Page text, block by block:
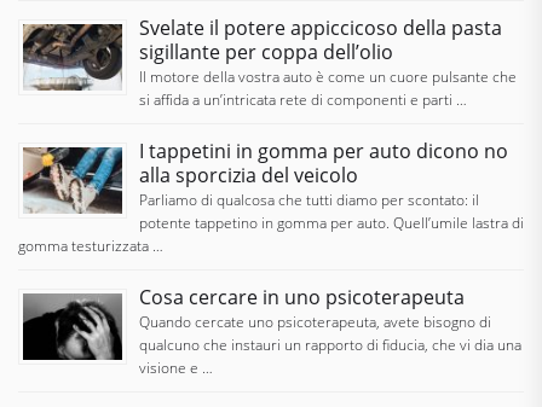
Svelate il potere appiccicoso della pasta
sigillante per coppa dell’olio
Il motore della vostra auto è come un cuore pulsante che
si affida a un’intricata rete di componenti e parti …
I tappetini in gomma per auto dicono no
alla sporcizia del veicolo
Parliamo di qualcosa che tutti diamo per scontato: il
potente tappetino in gomma per auto. Quell’umile lastra di
gomma testurizzata …
Cosa cercare in uno psicoterapeuta
Quando cercate uno psicoterapeuta, avete bisogno di
qualcuno che instauri un rapporto di fiducia, che vi dia una
visione e …